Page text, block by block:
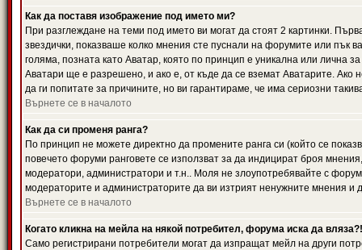
Как да поставя изображение под името ми?
При разглеждане на теми под името ви могат да стоят 2 картинки.
звездички, показваше колко мнения сте пуснали на форумите или пък
голяма, позната като Аватар, която по принцип е уникална или лична
Аватари ще е разрешено, и ако е, от къде да се вземат Аватарите.
да ги попитате за причините, но ви гарантираме, че има сериозни
Върнете се в началото
Как да си променя ранга?
По принцип не можете директно да промените ранга си (който се
повечето форуми ранговете се използват за да индицират броя
модератори, администратори и т.н.. Моля не злоупотребявайте с
модераторите и администраторите да ви изтрият ненужните мнения и
Върнете се в началото
Когато кликна на мейла на някой потребител, форума иска да вляза?!
Само регистрирани потребители могат да изпращат мейл на други